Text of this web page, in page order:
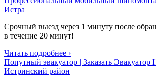
Истра
Срочный выезд через 1 минуту после
в течение 20 минут!
Читать подробнее ›
Попутный эвакуатор | Заказать Эвакуатор
Истринский район